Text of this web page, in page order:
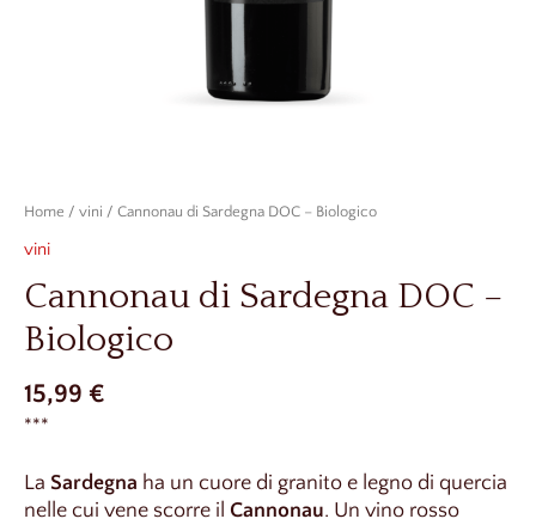
Home / vini / Cannonau di Sardegna DOC – Biologico
vini
Cannonau di Sardegna DOC –
Biologico
15,99 €
***
La Sardegna ha un cuore di granito e legno di quercia
nelle cui vene scorre il Cannonau. Un vino rosso